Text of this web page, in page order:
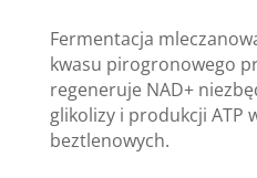
Fermentacja
kwasu pirogronowego
regeneruje NAD+
glikolizy i produkcji ATP
beztlenowych.